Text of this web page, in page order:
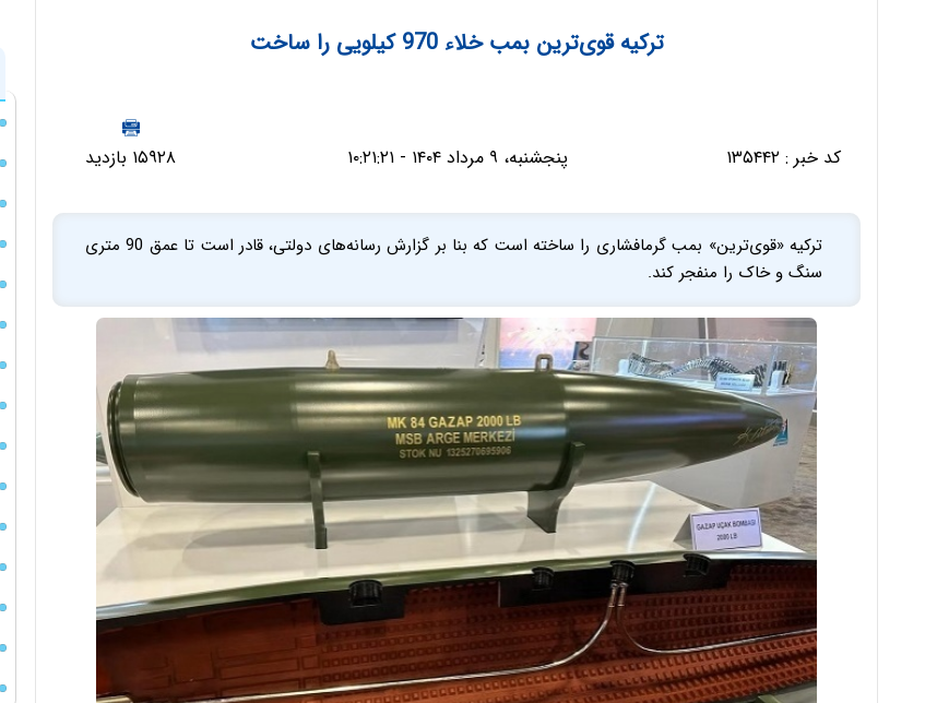
ترکیه قوی‌ترین بمب خلاء 970 کیلویی را ساخت
کد خبر : ۱۳۵۴۴۲ پنجشنبه، ۹ مرداد ۱۴۰۴ - ۱۰:۲۱:۲۱ ۱۵۹۲۸ بازدید
ترکیه «قوی‌ترین» بمب گرمافشاری را ساخته است که بنا بر گزارش رسانه‌های دولتی، قادر است تا عمق 90 متری
سنگ و خاک را منفجر کند.